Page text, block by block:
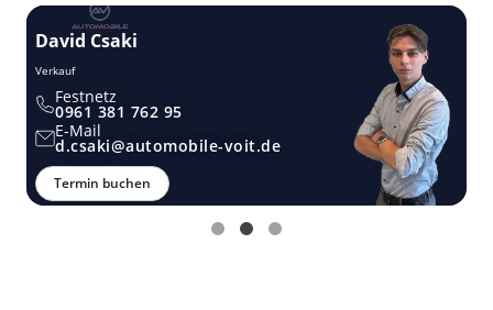
David Csaki
Verkauf
Festnetz
0961 381 762 95
E-Mail
d.csaki@automobile-voit.de
Termin buchen